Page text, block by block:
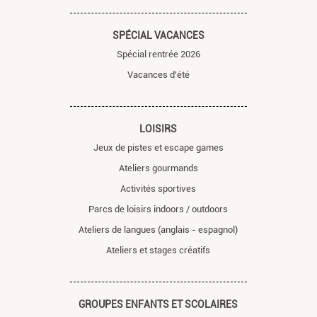
SPÉCIAL VACANCES
Spécial rentrée 2026
Vacances d'été
LOISIRS
Jeux de pistes et escape games
Ateliers gourmands
Activités sportives
Parcs de loisirs indoors / outdoors
Ateliers de langues (anglais - espagnol)
Ateliers et stages créatifs
GROUPES ENFANTS ET SCOLAIRES